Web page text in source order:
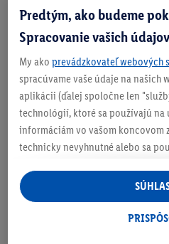
Číslo produktu: 100405324001
Zistite svoju veľkosť
O produkte
Predtým, ako budeme
Spracovanie vašich údajov
My ako prevádzkovateľ webových
spracúvame vaše údaje na našich
aplikácii (ďalej spoločne len
technológií, ktoré sa používajú na
informáciám vo vašom koncovom
technicky nevyhnutné alebo sa
personalizovanú reklamu v rámci
ste účastníkom programu Lidl
aj údaje z vášho nákupného